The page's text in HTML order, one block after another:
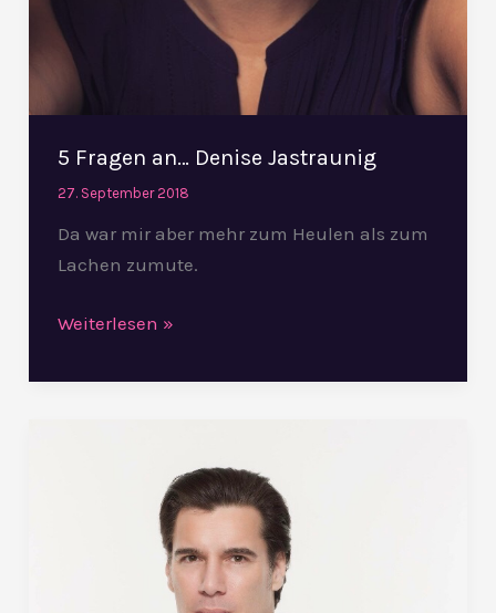
5 Fragen an… Denise Jastraunig
27. September 2018
Da war mir aber mehr zum Heulen als zum
Lachen zumute.
Weiterlesen »
Lichtenberger